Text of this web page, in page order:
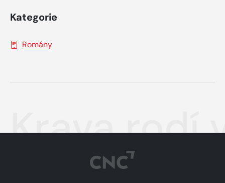
Kategorie
Romány
Krava rodí